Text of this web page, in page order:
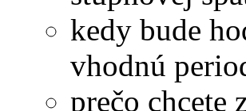
kedy bude
vhodnú
prečo chcete